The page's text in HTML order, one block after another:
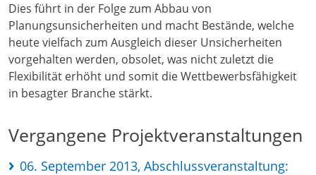
Dies führt in der Folge zum Abbau von
Planungsunsicherheiten und macht Bestände, welche
heute vielfach zum Ausgleich dieser Unsicherheiten
vorgehalten werden, obsolet, was nicht zuletzt die
Flexibilität erhöht und somit die Wettbewerbsfähigkeit
in besagter Branche stärkt.
Vergangene Projektveranstaltungen
06. September 2013, Abschlussveranstaltung: